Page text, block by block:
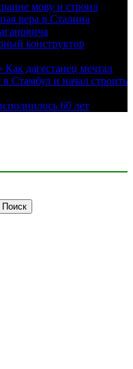
мову и строил
вера в Сталина
конструктор
дагестанец мечтал
Стамбул и начал строить
60 лет